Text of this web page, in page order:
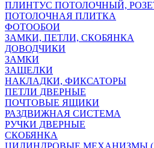
ПЛИНТУС ПОТОЛОЧНЫЙ,
ПОТОЛОЧНАЯ ПЛИТКА
ФОТООБОИ
ЗАМКИ, ПЕТЛИ, СКОБЯНКА
ДОВОДЧИКИ
ЗАМКИ
ЗАЩЕЛКИ
НАКЛАДКИ, ФИКСАТОРЫ
ПЕТЛИ ДВЕРНЫЕ
ПОЧТОВЫЕ ЯЩИКИ
РАЗДВИЖНАЯ СИСТЕМА
РУЧКИ ДВЕРНЫЕ
СКОБЯНКА
ЦИЛИНДРОВЫЕ МЕХАНИЗМЫ